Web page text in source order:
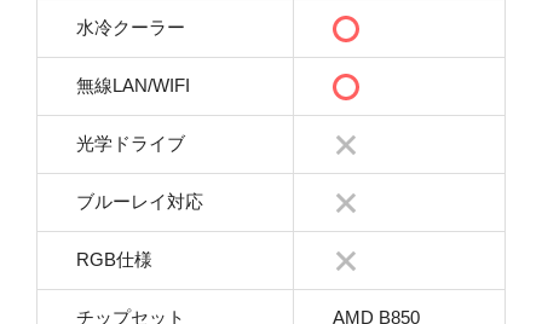
水冷クーラー
無線LAN/WIFI
光学ドライブ
ブルーレイ対応
RGB仕様
チップセット AMD B850